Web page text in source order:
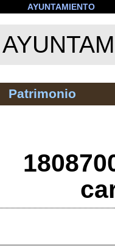
AYUNTAMIENTO
Patrimonio